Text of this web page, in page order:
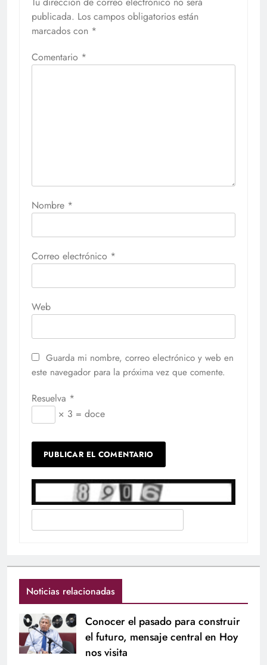
publicada. Los campos obligatorios están
marcados con *
Comentario *
Nombre *
Correo electrónico *
Web
Guarda mi nombre, correo electrónico y web en
este navegador para la próxima vez que comente.
Resuelva *
× 3 = doce
Noticias relacionadas
Conocer el pasado para construir
el futuro, mensaje central en Hoy
nos visita